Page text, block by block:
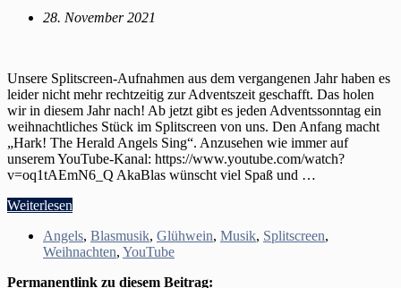
28. November 2021
Unsere Splitscreen-Aufnahmen aus dem vergangenen Jahr haben es
leider nicht mehr rechtzeitig zur Adventszeit geschafft. Das holen
wir in diesem Jahr nach! Ab jetzt gibt es jeden Adventssonntag ein
weihnachtliches Stück im Splitscreen von uns. Den Anfang macht
„Hark! The Herald Angels Sing“. Anzusehen wie immer auf
unserem YouTube-Kanal: https://www.youtube.com/watch?
v=oq1tAEmN6_Q AkaBlas wünscht viel Spaß und …
Weiterlesen
Angels, Blasmusik, Glühwein, Musik, Splitscreen,
Weihnachten, YouTube
Permanentlink zu diesem Beitrag: